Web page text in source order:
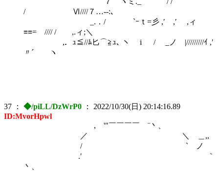
/ Ⅵ////７…‐-:､
_.．/ `ｰｔ=彡 ,′ ,′ ,ィ
≡≡=ゝ//// / ,.ィ;＼
,．ｭ≦//ﾑ匕⌒≧ｭ､ ヽ i / _ノ |/////////ｲ ,′
〃´ ヽ
37 ： ◆/piLL/DzWrP0 ： 2022/10/30(日) 20:14:16.89
ID:MvorHpwl
, '"￣￣￣￣ ¨丶、
／ ＼ ＿,,
/ ` ノ
.′ ｀
丶、